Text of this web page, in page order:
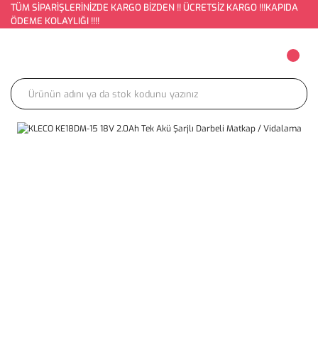
TÜM SİPARİŞLERİNİZDE KARGO BİZDEN !! ÜCRETSİZ KARGO !!!KAPIDA
ÖDEME KOLAYLIĞI !!!!